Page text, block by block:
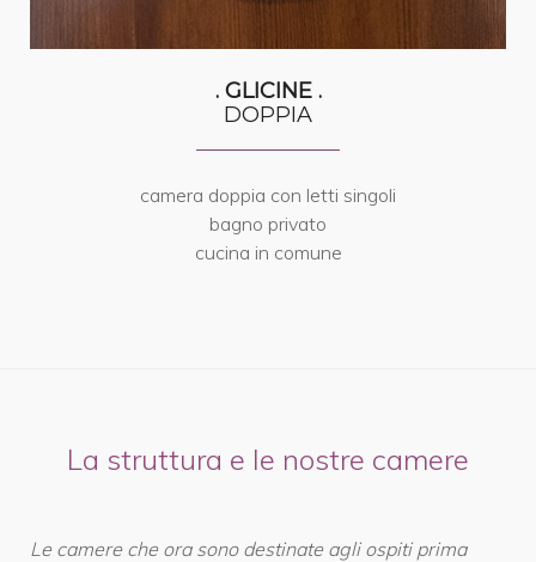
. GLICINE .
DOPPIA
camera doppia con letti singoli
bagno privato
cucina in comune
La struttura e le nostre camere
Le camere che ora sono destinate agli ospiti prima